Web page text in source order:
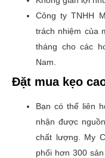
Công ty TNHH
trách nhiệm của
tháng cho các
Nam.
Đặt mua kẹo
Bạn có thể liên
nhận được
chất lượng. My
phối hơn 300